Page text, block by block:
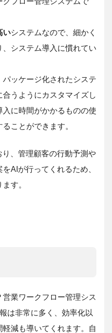
いシステムなので、細かく
システム導入に慣れてい
ッケージ化されたシステ
うようにカスタマイズし
に時間がかかるものの使
ことができます。
、管理顧客の行動予測や
AIが行ってくれるため、
す。
業ワークフロー管理シス
は非常に多く、効率化以
減も導いてくれます。自